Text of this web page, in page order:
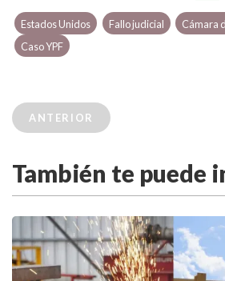
Estados Unidos Fallo judicial
Cámara
Caso YPF
ANTERIOR
También te puede